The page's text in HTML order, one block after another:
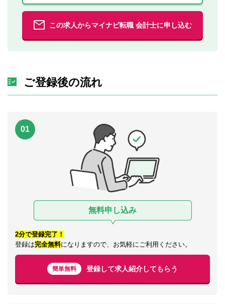
この求人からマイナビ転職 会計士に申し込む
ご登録後の流れ
01
無料申し込み
2分で登録完了！
登録は完全無料になりますので、お気軽にご利用ください。
簡単無料 登録して求人紹介してもらう